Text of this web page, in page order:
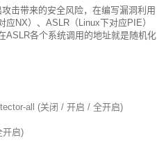
击带来的安全风险，在编写漏洞利用
NX）、ASLR（Linux下对应PIE）
ASLR各个系统调用的地址就是随机化
all (关闭 / 开启 / 全开启)
开启)